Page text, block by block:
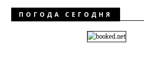
ПОГОДА СЕГОДНЯ